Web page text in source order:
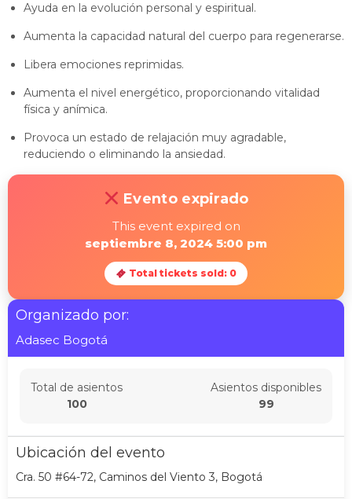
Ayuda en la evolución personal y espiritual.
Aumenta la capacidad natural del cuerpo para regenerarse.
Libera emociones reprimidas.
Aumenta el nivel energético, proporcionando vitalidad
física y anímica.
Provoca un estado de relajación muy agradable,
reduciendo o eliminando la ansiedad.
Evento expirado
This event expired on
septiembre 8, 2024 5:00 pm
Total tickets sold: 0
Organizado por:
Adasec Bogotá
Total de asientos
100
Asientos disponibles
99
Ubicación del evento
Cra. 50 #64-72, Caminos del Viento 3, Bogotá